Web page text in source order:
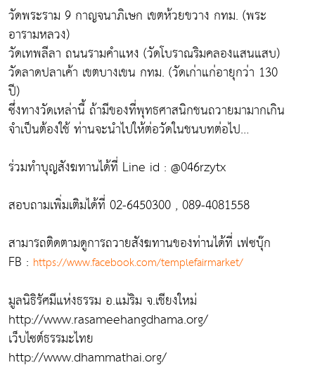
วัดพระราม 9 กาญจนาภิเษก เขตห้วยขวาง กทม. (พระ
อารามหลวง)
วัดเทพลีลา ถนนรามคำแหง (วัดโบราณริมคลองแสนแสบ)
วัดลาดปลาเค้า เขตบางเขน กทม. (วัดเก่าแก่อายุกว่า 130
ปี)
ซึ่งทางวัดเหล่านี้ ถ้ามีของที่พุทธศาสนิกชนถวายมามากเกิน
จำเป็นต้องใช้ ท่านจะนำไปให้ต่อวัดในชนบทต่อไป…
ร่วมทำบุญสังฆทานได้ที่ Line id : @046rzytx
สอบถามเพิ่มเติมได้ที่ 02-6450300 , 089-4081558
สามารถติดตามดูการถวายสังฆทานของท่านได้ที่ เฟซบุ๊ก
FB : https://www.facebook.com/templefairmarket/
มูลนิธิรัศมีแห่งธรรม อ.แม่ริม จ.เชียงใหม่
http://www.rasameehangdhama.org/
เว็บไซต์ธรรมะไทย
http://www.dhammathai.org/